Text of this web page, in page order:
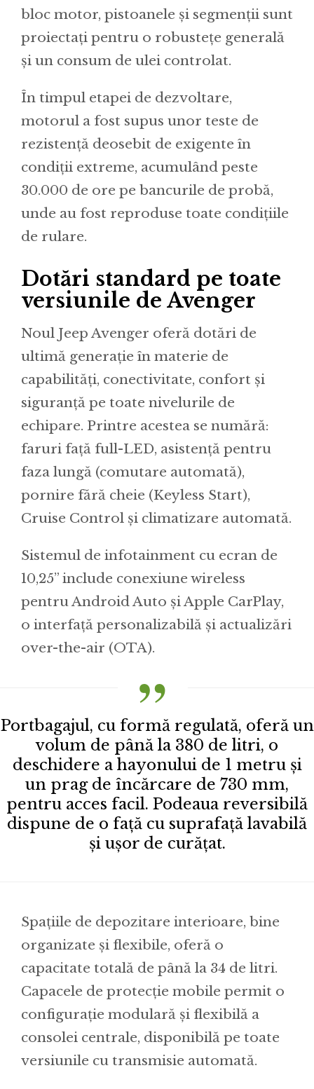
bloc motor, pistoanele și segmenții sunt
proiectați pentru o robustețe generală
și un consum de ulei controlat.
În timpul etapei de dezvoltare,
motorul a fost supus unor teste de
rezistență deosebit de exigente în
condiții extreme, acumulând peste
30.000 de ore pe bancurile de probă,
unde au fost reproduse toate condițiile
de rulare.
Dotări standard pe toate
versiunile de Avenger
Noul Jeep Avenger oferă dotări de
ultimă generație în materie de
capabilități, conectivitate, confort și
siguranță pe toate nivelurile de
echipare. Printre acestea se numără:
faruri față full-LED, asistență pentru
faza lungă (comutare automată),
pornire fără cheie (Keyless Start),
Cruise Control și climatizare automată.
Sistemul de infotainment cu ecran de
10,25” include conexiune wireless
pentru Android Auto și Apple CarPlay,
o interfață personalizabilă și actualizări
over-the-air (OTA).
Portbagajul, cu formă regulată, oferă un
volum de până la 380 de litri, o
deschidere a hayonului de 1 metru și
un prag de încărcare de 730 mm,
pentru acces facil. Podeaua reversibilă
dispune de o față cu suprafață lavabilă
și ușor de curățat.
Spațiile de depozitare interioare, bine
organizate și flexibile, oferă o
capacitate totală de până la 34 de litri.
Capacele de protecție mobile permit o
configurație modulară și flexibilă a
consolei centrale, disponibilă pe toate
versiunile cu transmisie automată.